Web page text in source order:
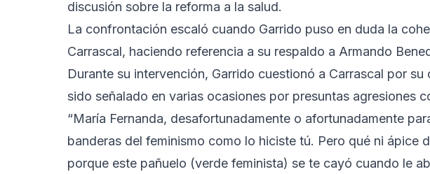
discusión sobre la reforma a la salud.
La confrontación escaló cuando Garrido puso en duda la
Carrascal, haciendo referencia a su respaldo a Armando
Durante su intervención, Garrido cuestionó a Carrascal por
sido señalado en varias ocasiones por presuntas agresiones
“María Fernanda, desafortunadamente o afortunadamente
banderas del feminismo como lo hiciste tú. Pero qué ni ápice
porque este pañuelo (verde feminista) se te cayó cuando le